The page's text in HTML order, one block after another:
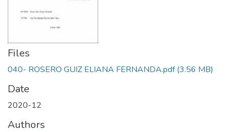
Files
040- ROSERO GUIZ ELIANA FERNANDA.pdf(3.56 MB)
Date
2020-12
Authors